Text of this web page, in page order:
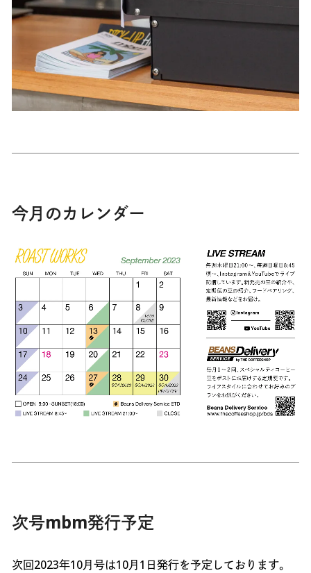
今月のカレンダー
次号mbm発行予定
次回2023年10月号は10月1日発行を予定しております。